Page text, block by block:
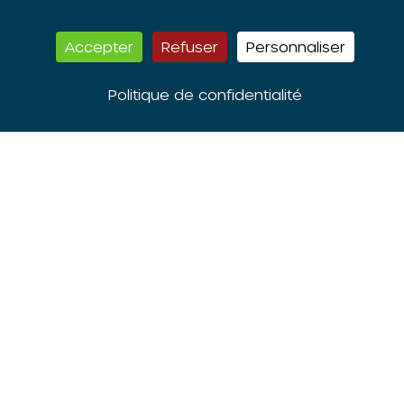
La notion de mixité sociale
Accepter Refuser Personnaliser
Politique de confidentialité